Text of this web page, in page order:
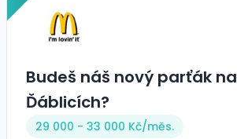
Budeš náš nový parťák na
Ďáblicích?
29 000 - 33 000 Kč/měs.